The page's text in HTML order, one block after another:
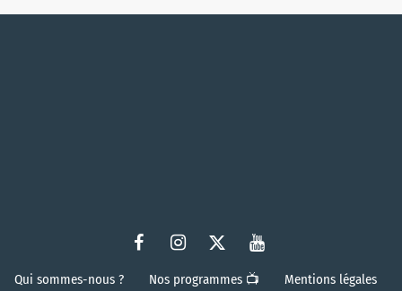
Qui sommes-nous ? Nos programmes 📺 Mentions légales